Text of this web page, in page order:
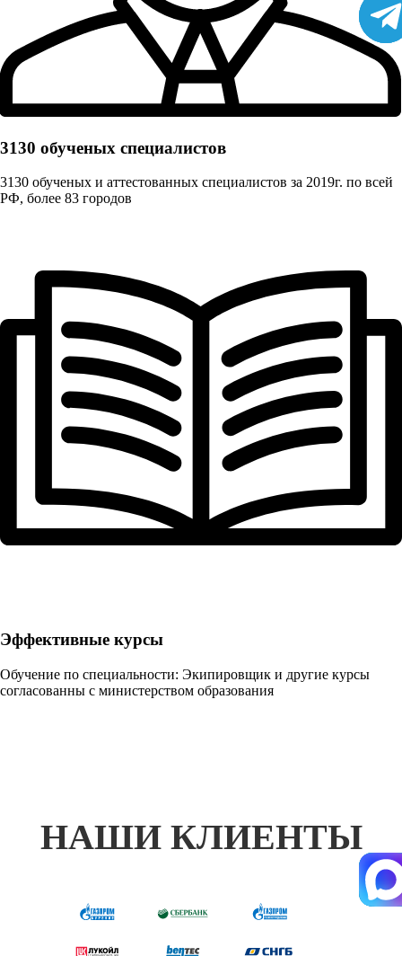
3130 обученых cпециалистов
3130 обученых и аттестованных специалистов за 2019г. по всей
РФ, более 83 городов
Эффективные курсы
Обучение по специальности: Экипировщик и другие курсы
согласованны с министерством образования
НАШИ КЛИЕНТЫ